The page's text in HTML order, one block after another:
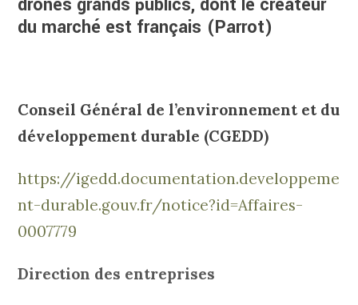
du marché est français (Parrot)
Conseil Général de l’environnement et du
développement durable (CGEDD)
https://igedd.documentation.developpeme
nt-durable.gouv.fr/notice?id=Affaires-
0007779
Direction des entreprises